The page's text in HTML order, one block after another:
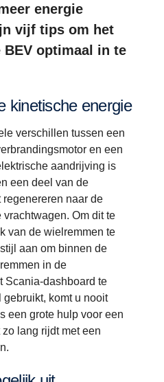
energie
vijf tips om het
optimaal in te
kinetische energie
verschillen tussen een
en een
aandrijving is
een deel van de
naar de
Om dit te
van de wielremmen te
aan om binnen de
in de
Scania-dashboard te
komt u nooit
een grote hulp voor een
lang rijdt met een